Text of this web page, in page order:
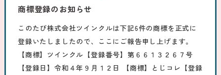
商標登録のお知らせ
このたび株式会社ツインクルは下記6件の商標を正式に
登録いたしましたので、ここにご報告申し上げます。
【商標】ツインクル【登録番号】第６６１３２６７号
【登録日】令和４年９月１２日 【商標】とじコレ【登録